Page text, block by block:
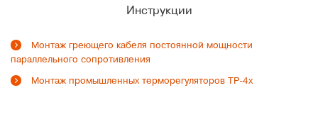
Инструкции
Монтаж греющего кабеля постоянной мощности
параллельного сопротивления
Монтаж промышленных терморегуляторов ТР-4х